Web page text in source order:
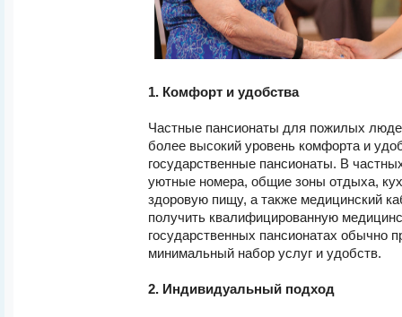
1. Комфорт и удобства
Частные пансионаты для пожилых
более высокий уровень комфорта и
государственные пансионаты. В
уютные номера, общие зоны отдыха,
здоровую пищу, а также медицинский
получить квалифицированную
государственных пансионатах обычно
минимальный набор услуг и удобств.
2. Индивидуальный подход